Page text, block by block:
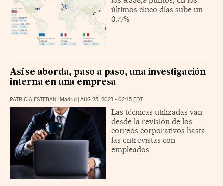
últimos cinco días sube un
0,77%
Así se aborda, paso a paso, una investigación
interna en una empresa
PATRICIA ESTEBAN Madrid AUG 25, 2023 - 02:15 EDT
Las técnicas utilizadas van
desde la revisión de los
correos corporativos hasta
las entrevistas con
empleados